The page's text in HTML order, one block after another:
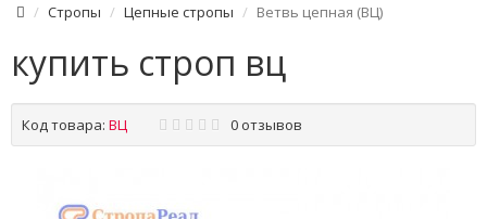
Стропы Цепные стропы Ветвь цепная (ВЦ)
купить строп вц
Код товара: ВЦ 0 отзывов